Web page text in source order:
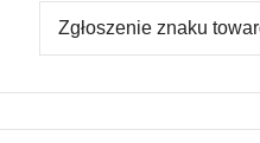
Zgłoszenie znaku